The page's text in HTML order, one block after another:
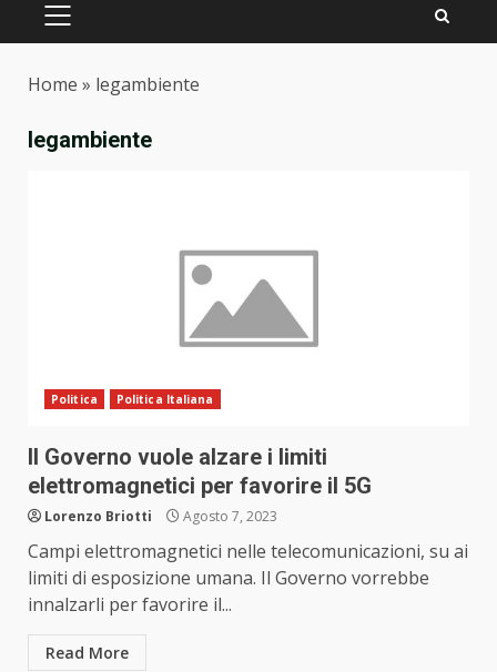
PRIMARY
Home » legambiente
legambiente
Politica Politica Italiana
Il Governo vuole alzare i limiti
elettromagnetici per favorire il 5G
Lorenzo Briotti Agosto 7, 2023
Campi elettromagnetici nelle telecomunicazioni, su ai
limiti di esposizione umana. Il Governo vorrebbe
innalzarli per favorire il...
Read More